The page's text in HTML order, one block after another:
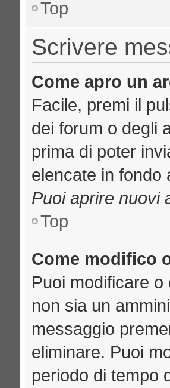
Top
Scrivere
Come apro un
Facile, premi il
dei forum o degli
prima di poter
elencate in fondo
Puoi aprire nuovi
Top
Come modifico
Puoi modificare
non sia un
messaggio
eliminare. Puoi
periodo di tempo